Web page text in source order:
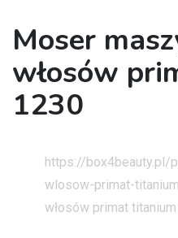
Moser
włosów
1230
https://box4beauty.pl/
wlosow-primat-
włosów primat